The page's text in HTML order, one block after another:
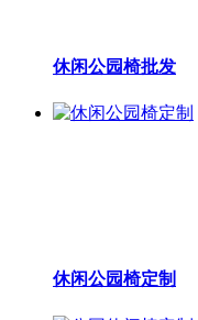
休闲公园椅批发
休闲公园椅定制